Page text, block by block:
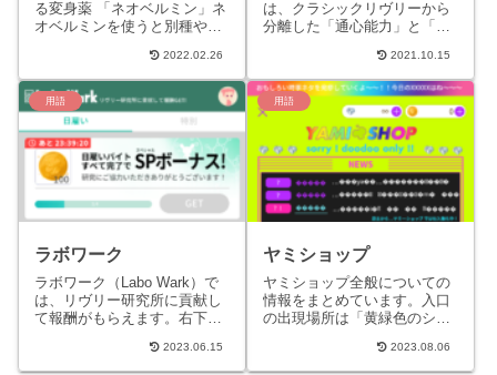
る変身薬 「ネオベルミン」ネ
オベルミンを使うと別種や亜
のリヴリーには戻るには再
度、変身薬を使用する必要が
あり...
2022.02.26
は、クラシックリヴリーから
分離した「通心能力」と「ヒ
ました。飼い主がホムと通心
し中に入り動くことができま
す。ホ...
2021.10.15
用語
ラボワーク
ラボワーク（Labo Wark）で
は、リヴリー研究所に貢献し
て報酬がもらえます。右下の
ボワーク］から確認できま
す。飼い主たちの間では...
2023.06.15
用語
ヤミショップ
ヤミショップ全般についての
情報をまとめています。入口
の出現場所は「黄緑色のシ
商品を販売月ごとにまとめた
ページは「ショップ」へ。ア
2023.08.06